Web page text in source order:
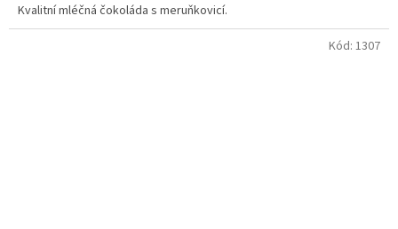
Kvalitní mléčná čokoláda s meruňkovicí.
Kód: 1307